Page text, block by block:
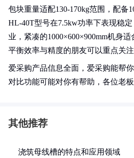
包块重量适配130-170kg范围，配备
HL-40T型号在7.5kw功率下表现稳
业，紧凑的1000×600×900mm机身
平衡效率与精度的朋友可以重点关注
爱采购产品信息全面，爱采购能帮
对比功能可能对你有帮助，各位老
其他推荐
浇筑母线槽的特点和应用领域